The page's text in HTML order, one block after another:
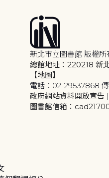
新北市立圖書館 版權所
總館地址：220218 新
【地圖】
電話：02-29537868
政府網站資料開放宣告 |
圖書館信箱：